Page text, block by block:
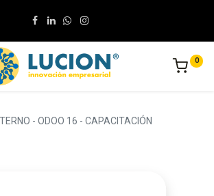
0
- ODOO 16 - CAPACITACIÓN